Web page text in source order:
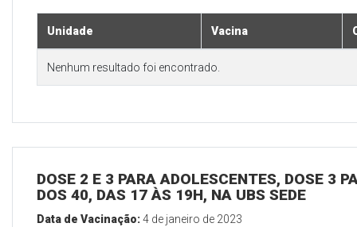
Unidade Vacina
Nenhum resultado foi encontrado.
DOSE 2 E 3 PARA ADOLESCENTES, DOSE 3
DOS 40, DAS 17 ÀS 19H, NA UBS SEDE
Data de Vacinação:4 de janeiro de 2023